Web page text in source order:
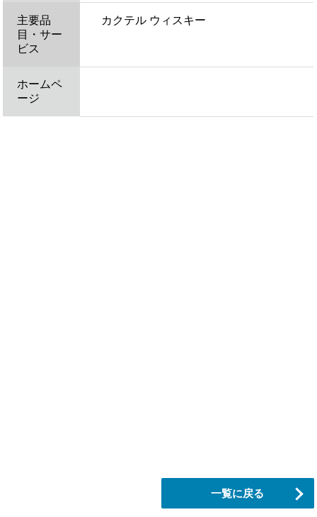
主要品
目・サー
ビス
カクテル ウィスキー
ホームペ
ージ
一覧に戻る